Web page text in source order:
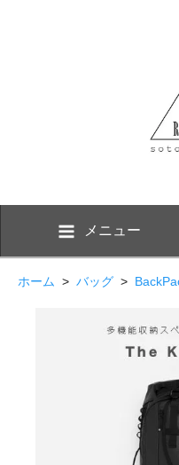
メニュー
ホーム > バッグ >